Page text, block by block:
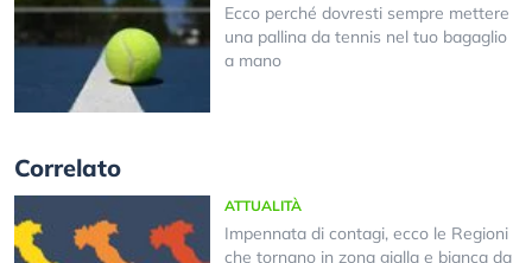
Ecco perché dovresti sempre mettere
una pallina da tennis nel tuo bagaglio
a mano
Correlato
ATTUALITÀ
Impennata di contagi, ecco le Regioni
che tornano in zona gialla e bianca da